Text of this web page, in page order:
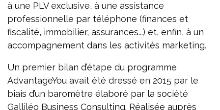
à une PLV exclusive, à une assistance
professionnelle par téléphone (finances et
fiscalité, immobilier, assurances...) et, enfin, à un
accompagnement dans les activités marketing.
Un premier bilan d’étape du programme
AdvantageYou avait été dressé en 2015 par le
biais d’un baromètre élaboré par la société
Galliléo Business Consulting. Réalisée auprès